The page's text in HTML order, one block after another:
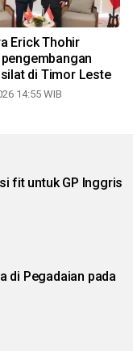
Erick Thohir
di Timor Leste
14:55 WIB
fit untuk GP Inggris
di Pegadaian pada